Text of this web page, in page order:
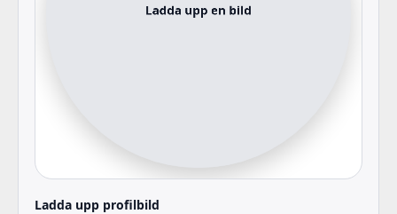
Ladda upp profilbild